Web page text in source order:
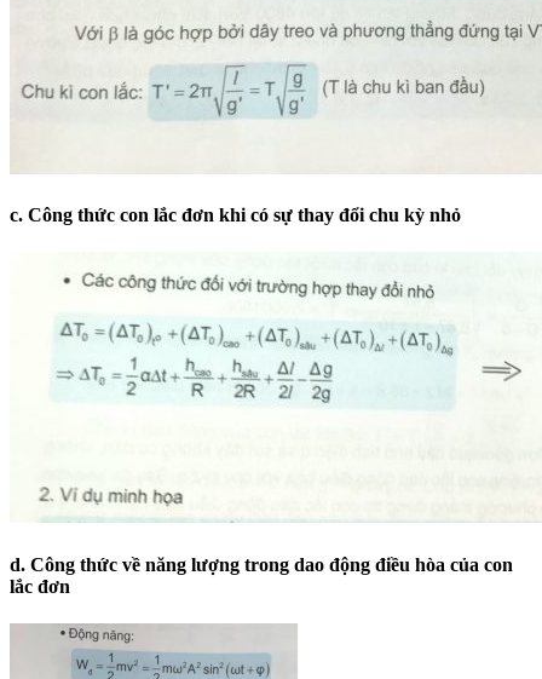
c. Công thức con lắc đơn khi có sự thay đổi chu kỳ nhỏ
d. Công thức về năng lượng trong dao động điều hòa của con
lắc đơn